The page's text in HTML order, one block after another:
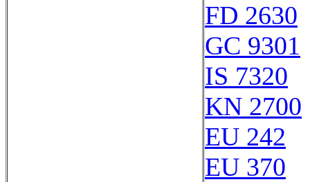
FD 2630
GC 9301
IS 7320
KN 2700
EU 242
EU 370